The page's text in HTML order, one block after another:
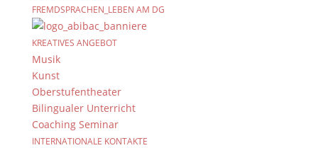
FREMDSPRACHEN_LEBEN AM DG
KREATIVES ANGEBOT
Musik
Kunst
Oberstufentheater
Bilingualer Unterricht
Coaching Seminar
INTERNATIONALE KONTAKTE
Immer Aktuell
Bleiben Sie immer auf dem neusten Stand und
folgen Sie uns auf Twitter
Folgen Sie demDG RSS Feed
Kontakt Webteam